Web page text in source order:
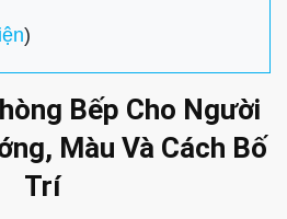
)
Bếp Cho Người
Màu Và Cách Bố
Trí